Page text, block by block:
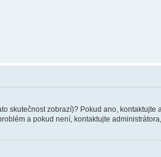
zobrazí)? Pokud ano, kontaktujte
a pokud není, kontaktujte